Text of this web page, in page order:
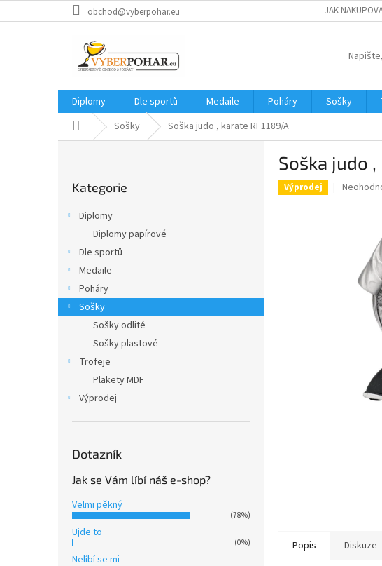
na
obchod@vyberpohar.eu JAK
Diplomy Dle sportů Medaile Poháry Sošky
Domů Sošky Soška judo , karate RF1189/A
a
n
kategorie
Kategorie
Diplomy
Diplomy papírové
Dle sportů
Medaile
Poháry
Sošky
Sošky odlité
Sošky plastové
Trofeje
Plakety MDF
Výprodej
Dotazník
Jak se Vám líbí náš e-shop?
Velmi pěkný
(78%)
Ujde to
(0%)
Nelíbí se mi
Soška judo ,
Výprodej
Průměrné
Popis Diskuze